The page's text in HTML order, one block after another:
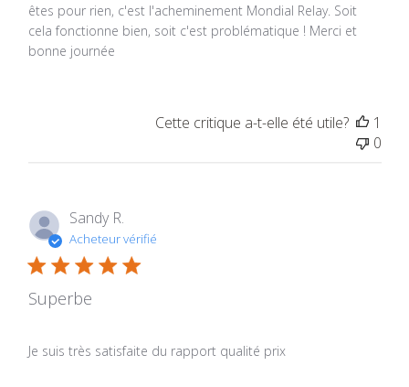
êtes pour rien, c'est l'acheminement Mondial Relay. Soit
cela fonctionne bien, soit c'est problématique ! Merci et
bonne journée
Cette critique a-t-elle été utile?
1
0
Sandy R.
Acheteur vérifié
Superbe
Je suis très satisfaite du rapport qualité prix